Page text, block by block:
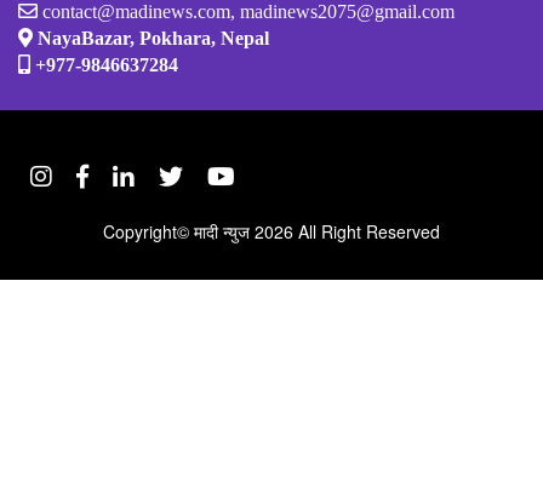
contact@madinews.com, madinews2075@gmail.com
NayaBazar, Pokhara, Nepal
+977-9846637284
Copyright© मादी न्युज 2026 All Right Reserved